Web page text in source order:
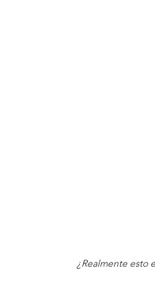
¿Realmente esto